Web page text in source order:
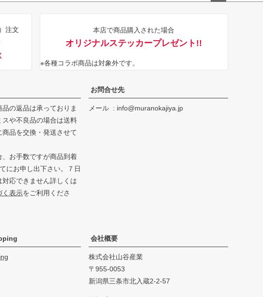
注文
本店で商品購入された場合
オリジナルステッカープレゼント!!
※各種コラボ商品は対象外です。
の返品は承っておりま
や不良品の場合は送料
品を交換・発送させて
、お手数ですが商品到着
にお申し出下さい。７日
対応できません詳しくは
く表示をご利用くださ
お問合せ先
メール info@muranokajiya.jp
会社概要
株式会社山谷産業
955-0053
新潟県三条市北入蔵2-2-57